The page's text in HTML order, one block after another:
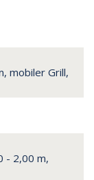
mobiler Grill,
- 2,00 m,